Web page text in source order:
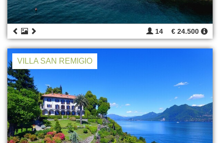
14 € 24.500
VILLA SAN REMIGIO